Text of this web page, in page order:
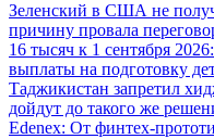
Зеленский в США не
причину провала
16 тысяч к 1 сентября
выплаты на подготовку
Таджикистан запретил
дойдут до такого же
Edenex: От финтех-